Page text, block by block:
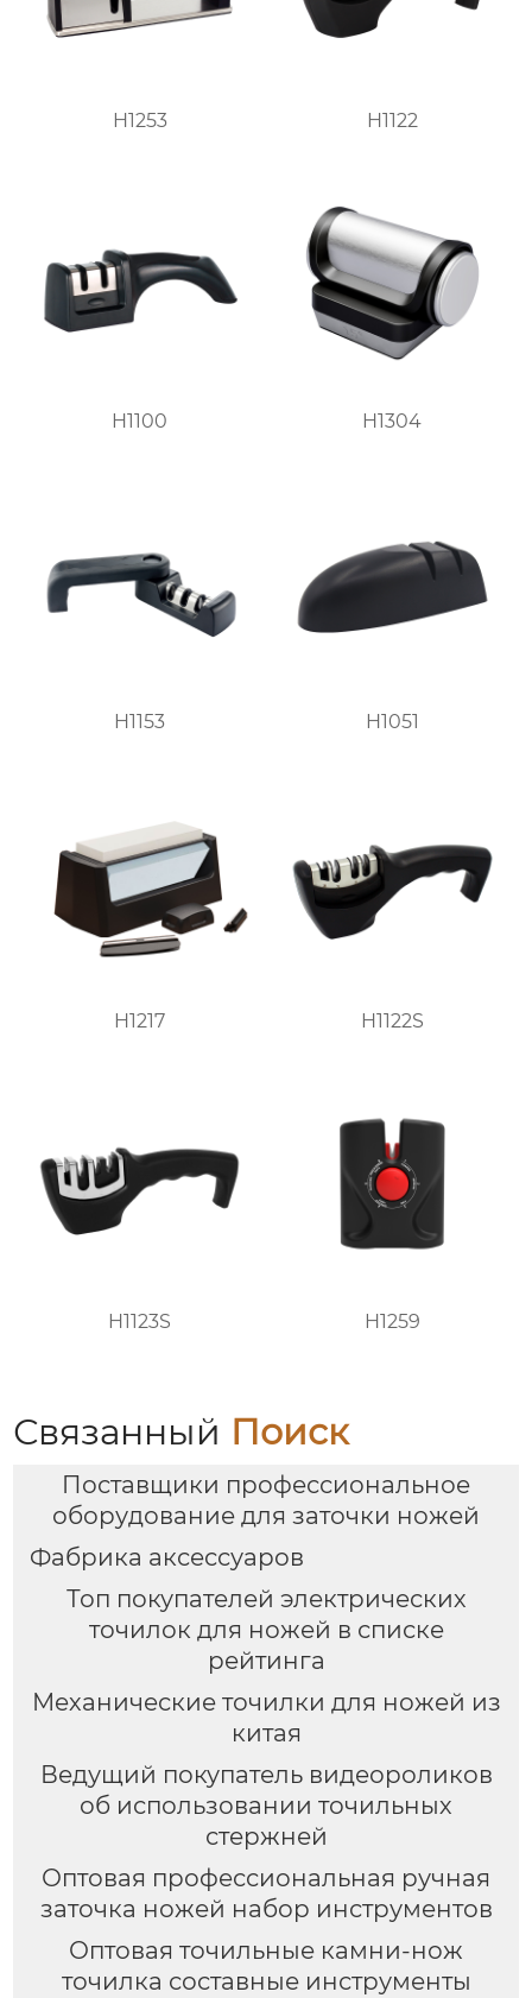
H1253 H1122
H1100 H1304
H1153 H1051
H1217 H1122S
H1123S H1259
Связанный Поиск
Поставщики профессиональное
оборудование для заточки ножей
Фабрика аксессуаров
Топ покупателей электрических
точилок для ножей в списке
рейтинга
Механические точилки для ножей из
китая
Ведущий покупатель видеороликов
об использовании точильных
стержней
Оптовая профессиональная ручная
заточка ножей набор инструментов
Оптовая точильные камни-нож
точилка составные инструменты